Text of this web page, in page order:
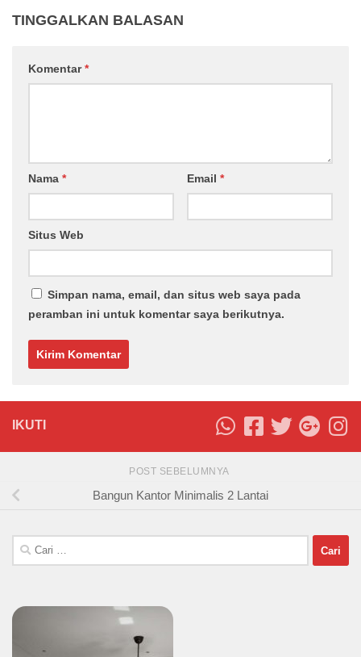
TINGGALKAN BALASAN
Komentar*
Nama * Email *
Situs Web
Simpan nama, email, dan situs web saya pada
peramban ini untuk komentar saya berikutnya.
IKUTI
POST SEBELUMNYA
Bangun Kantor Minimalis 2 Lantai
Cari
untuk: